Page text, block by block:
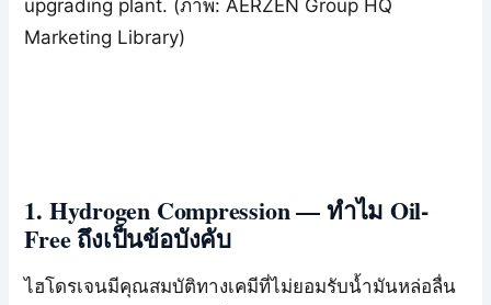
upgrading plant. (ภาพ: AERZEN Group HQ
Marketing Library)
1. Hydrogen Compression — ทำไม Oil-
Free ถึงเป็นข้อบังคับ
ไฮโดรเจนมีคุณสมบัติทางเคมีที่ไม่ยอมรับน้ำมันหล่อลื่น